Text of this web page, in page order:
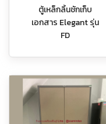
ตู้เหล็กลิ้นชักเก็บ
เอกสาร Elegant รุ่น
FD